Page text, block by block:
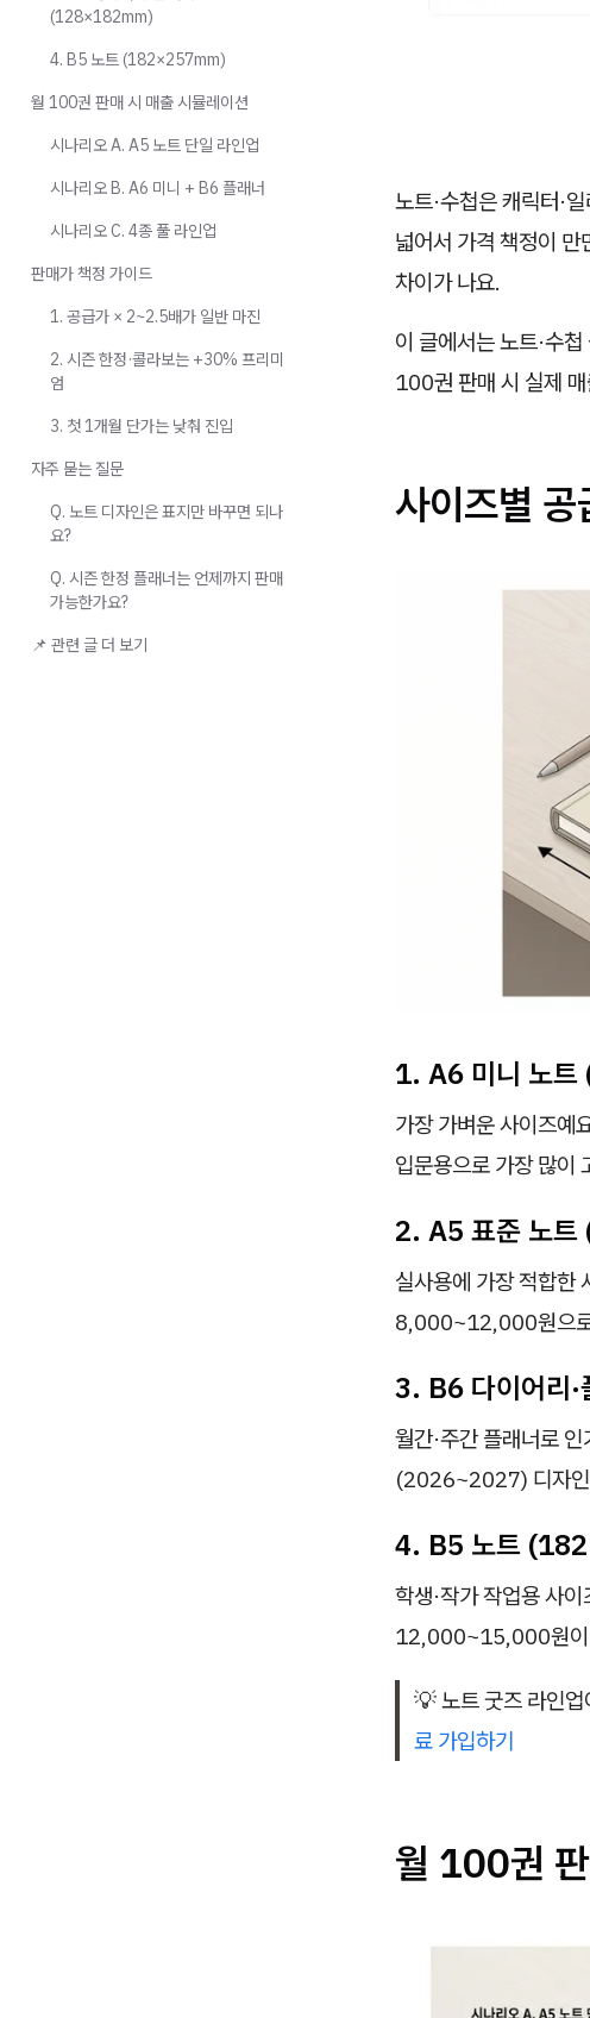
노트·수첩은 캐릭터·
넓어서 가격 책정이
차이가 나요.
이 글에서는 노트·수
100권 판매 시 실제
사이즈별
1. A6 미니 노
가장 가벼운 사이즈예
입문용으로 가장 많
2. A5 표준 노
실사용에 가장 적합한
8,000~12,000원으로
3. B6 다이어리
월간·주간 플래너로
(2026~2027) 디자인
4. B5 노트
학생·작가 작업용 사
12,000~15,000원이
💡 노트 굿즈 라인
료 가입하기
월 100권
(128×182mm)
4. B5 노트 (182×257mm)
월 100권 판매 시 매출 시뮬레이션
시나리오 A. A5 노트 단일 라인업
시나리오 B. A6 미니 + B6 플래너
시나리오 C. 4종 풀 라인업
판매가 책정 가이드
1. 공급가 × 2~2.5배가 일반 마진
2. 시즌 한정·콜라보는 +30% 프리미
엄
3. 첫 1개월 단가는 낮춰 진입
자주 묻는 질문
Q. 노트 디자인은 표지만 바꾸면 되나
요?
Q. 시즌 한정 플래너는 언제까지 판매
가능한가요?
📌 관련 글 더 보기